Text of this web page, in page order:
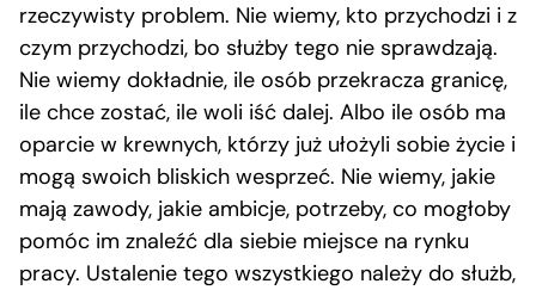
rzeczywisty problem. Nie wiemy, kto przychodzi i z
czym przychodzi, bo służby tego nie sprawdzają.
Nie wiemy dokładnie, ile osób przekracza granicę,
ile chce zostać, ile woli iść dalej. Albo ile osób ma
oparcie w krewnych, którzy już ułożyli sobie życie i
mogą swoich bliskich wesprzeć. Nie wiemy, jakie
mają zawody, jakie ambicje, potrzeby, co mogłoby
pomóc im znaleźć dla siebie miejsce na rynku
pracy. Ustalenie tego wszystkiego należy do służb,